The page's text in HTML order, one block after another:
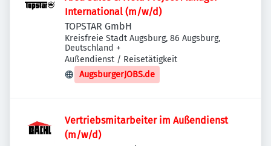
International (m/w/d)
TOPSTAR GmbH
Kreisfreie Stadt Augsburg, 86 Augsburg,
Deutschland +
Außendienst / Reisetätigkeit
AugsburgerJOBS.de
Vertriebsmitarbeiter im Außendienst
(m/w/d)